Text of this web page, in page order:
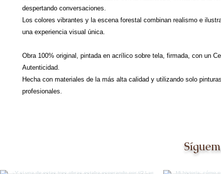
despertando conversaciones.
Los colores vibrantes y la escena forestal combinan realismo e
una experiencia visual única.​​​​​​
Obra 100% original, pintada en acrílico sobre tela, firmada, con un
Autenticidad.
Hecha con materiales de la más alta calidad y utilizando solo
profesionales.